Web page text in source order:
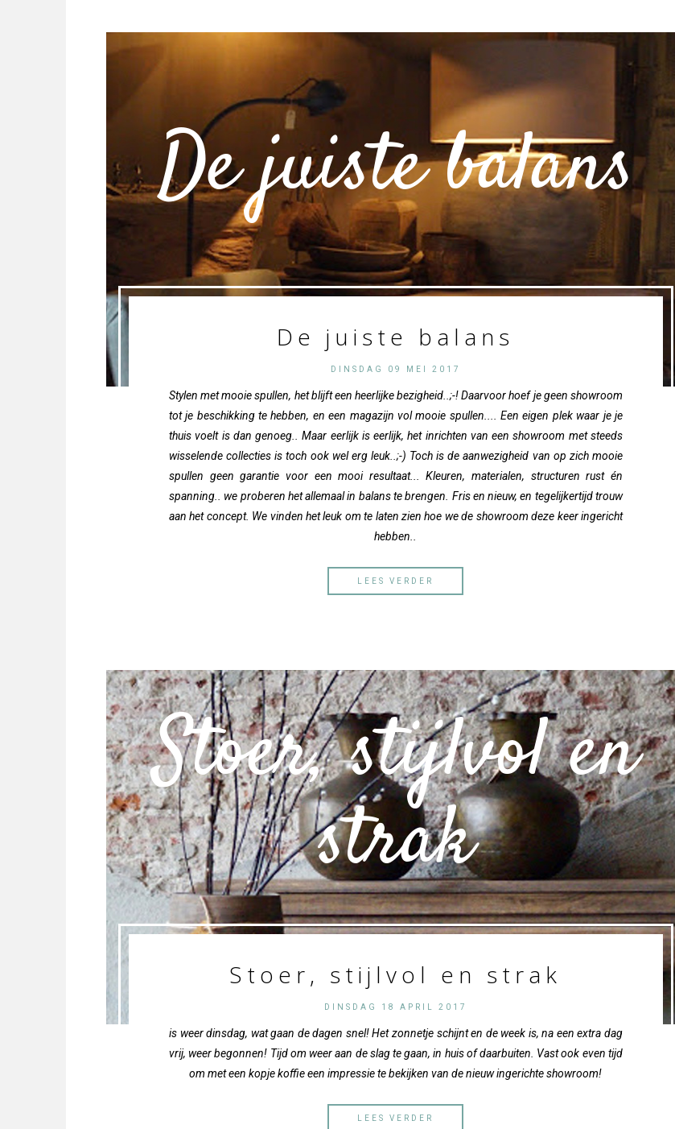
De juiste balans
De juiste balans
DINSDAG 09 MEI 2017
Stylen met mooie spullen, het blijft een heerlijke bezigheid..;-! Daarvoor hoef je geen showroom
tot je beschikking te hebben, en een magazijn vol mooie spullen.... Een eigen plek waar je je
thuis voelt is dan genoeg.. Maar eerlijk is eerlijk, het inrichten van een showroom met steeds
wisselende collecties is toch ook wel erg leuk..;-) Toch is de aanwezigheid van op zich mooie
spullen geen garantie voor een mooi resultaat... Kleuren, materialen, structuren rust én
spanning.. we proberen het allemaal in balans te brengen. Fris en nieuw, en tegelijkertijd trouw
aan het concept. We vinden het leuk om te laten zien hoe we de showroom deze keer ingericht
hebben..
LEES VERDER
Stoer, stijlvol en
strak
Stoer, stijlvol en strak
DINSDAG 18 APRIL 2017
is weer dinsdag, wat gaan de dagen snel! Het zonnetje schijnt en de week is, na een extra dag
vrij, weer begonnen! Tijd om weer aan de slag te gaan, in huis of daarbuiten. Vast ook even tijd
om met een kopje koffie een impressie te bekijken van de nieuw ingerichte showroom!
LEES VERDER